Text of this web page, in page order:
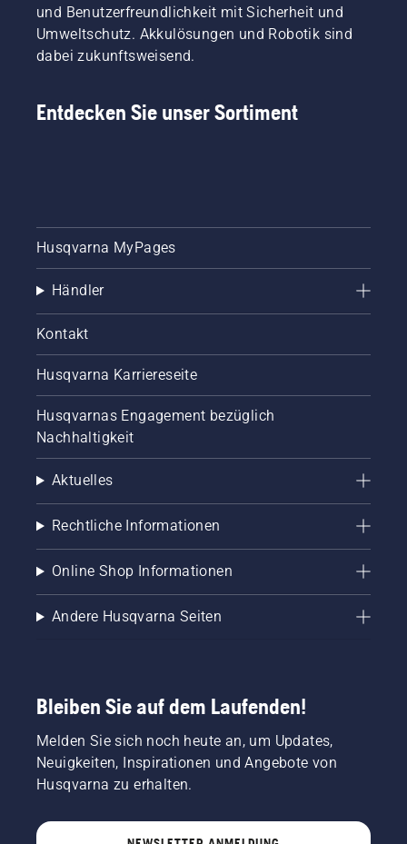
und Benutzerfreundlichkeit mit Sicherheit und
Umweltschutz. Akkulösungen und Robotik sind
dabei zukunftsweisend.
Entdecken Sie unser Sortiment
Husqvarna MyPages
Händler
Kontakt
Husqvarna Karriereseite
Husqvarnas Engagement bezüglich
Nachhaltigkeit
Aktuelles
Rechtliche Informationen
Online Shop Informationen
Andere Husqvarna Seiten
Bleiben Sie auf dem Laufenden!
Melden Sie sich noch heute an, um Updates,
Neuigkeiten, Inspirationen und Angebote von
Husqvarna zu erhalten.